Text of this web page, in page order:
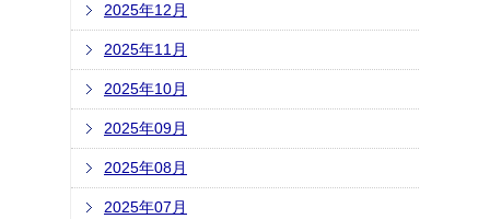
2025年12月
2025年11月
2025年10月
2025年09月
2025年08月
2025年07月